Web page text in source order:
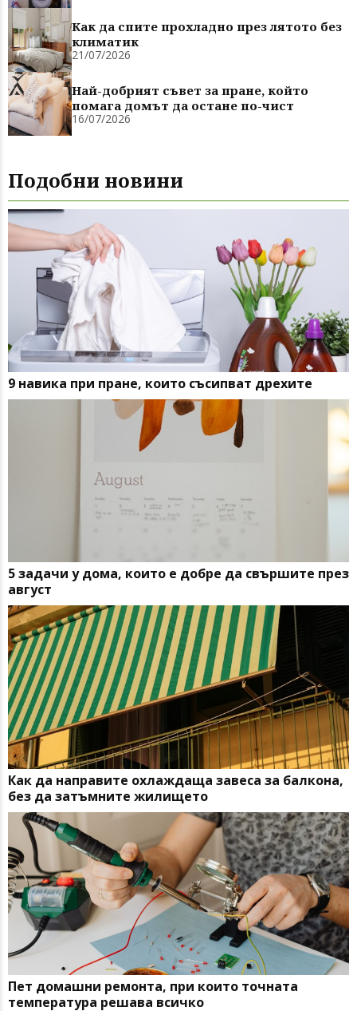
Как да спите прохладно през лятото без
климатик
21/07/2026
Най-добрият съвет за пране, който
помага домът да остане по-чист
16/07/2026
Подобни новини
9 навика при пране, които съсипват дрехите
5 задачи у дома, които е добре да свършите през
август
Как да направите охлаждаща завеса за балкона,
без да затъмните жилището
Пет домашни ремонта, при които точната
температура решава всичко